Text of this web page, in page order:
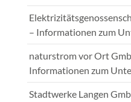
– Informationen zum
naturstrom vor Ort
Informationen zum
Stadtwerke Langen